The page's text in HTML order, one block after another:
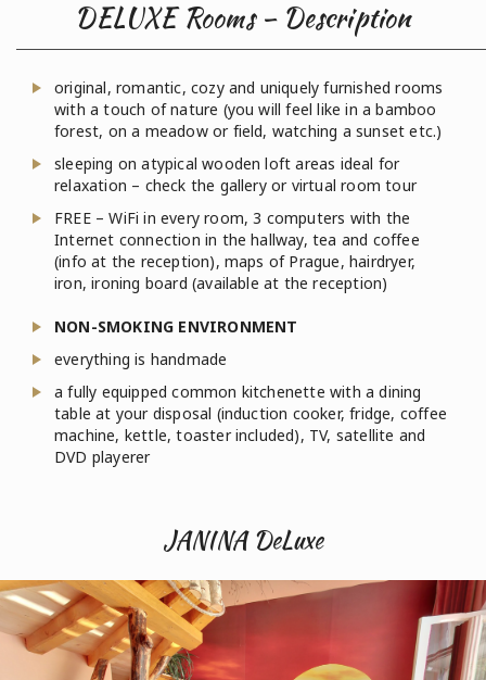
DELUXE Rooms – Description
original, romantic, cozy and uniquely furnished rooms
with a touch of nature (you will feel like in a bamboo
forest, on a meadow or field, watching a sunset etc.)
sleeping on atypical wooden loft areas ideal for
relaxation – check the gallery or virtual room tour
FREE – WiFi in every room, 3 computers with the
Internet connection in the hallway, tea and coffee
(info at the reception), maps of Prague, hairdryer,
iron, ironing board (available at the reception)
NON-SMOKING ENVIRONMENT
everything is handmade
a fully equipped common kitchenette with a dining
table at your disposal (induction cooker, fridge, coffee
machine, kettle, toaster included), TV, satellite and
DVD playerer
JANINA DeLuxe